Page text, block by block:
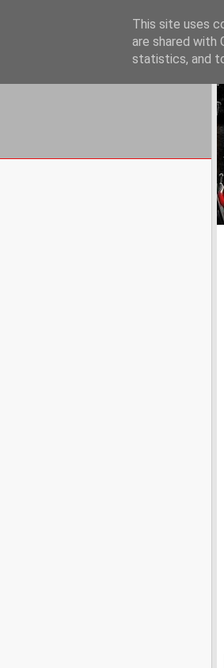
This site uses
are shared with
statistics, and